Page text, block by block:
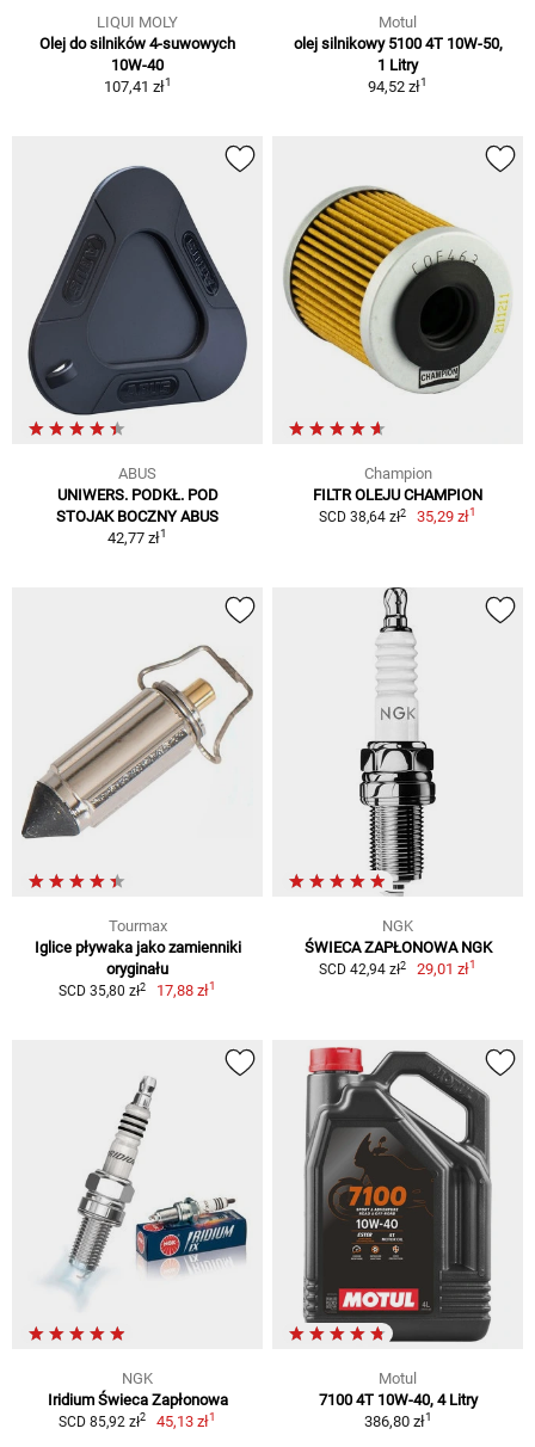
LIQUI MOLY
Olej do silników 4-suwowych
10W-40
107,41 zł1
Motul
olej silnikowy 5100 4T 10W-50,
1 Litry
94,52 zł1
ABUS
UNIWERS. PODKŁ. POD
STOJAK BOCZNY ABUS
42,77 zł1
Champion
FILTR OLEJU CHAMPION
SCD 38,64 zł2 35,29 zł1
Tourmax
Iglice pływaka jako zamienniki
oryginału
SCD 35,80 zł2 17,88 zł1
NGK
ŚWIECA ZAPŁONOWA NGK
SCD 42,94 zł2 29,01 zł1
NGK
Iridium Świeca Zapłonowa
SCD 85,92 zł2 45,13 zł1
Motul
7100 4T 10W-40, 4 Litry
386,80 zł1